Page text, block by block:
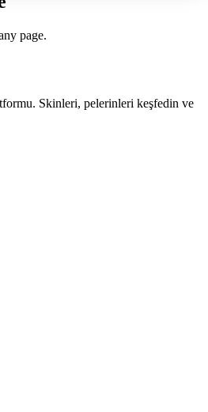
page.
Skinleri, pelerinleri keşfedin ve